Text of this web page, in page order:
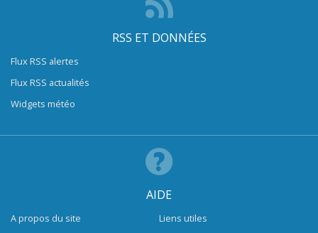
RSS ET DONNÉES
Flux RSS alertes
Flux RSS actualités
Widgets météo
AIDE
A propos du site
Liens utiles